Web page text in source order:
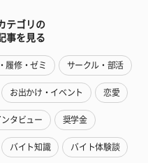
テゴリの
事を見る
履修・ゼミ サークル・部活
お出かけ・イベント 恋愛
タビュー 奨学金
バイト知識 バイト体験談